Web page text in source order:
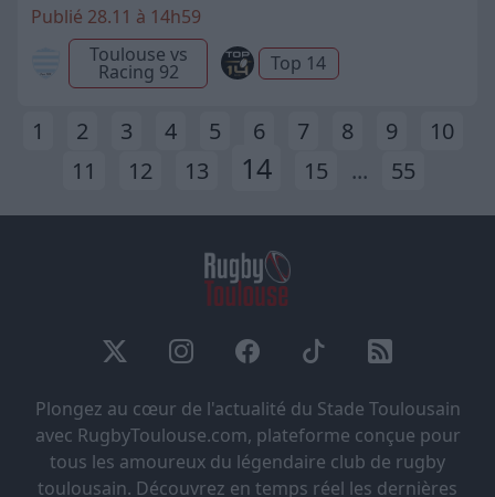
Publié 28.11 à 14h59
Toulouse vs
Racing 92 Top 14
1 2 3 4 5 6 7 8 9
10
11
12 13 14 15 ... 55
Plongez au cœur de l'actualité du Stade Toulousain
avec RugbyToulouse.com, plateforme conçue pour
tous les amoureux du légendaire club de rugby
toulousain. Découvrez en temps réel les dernières